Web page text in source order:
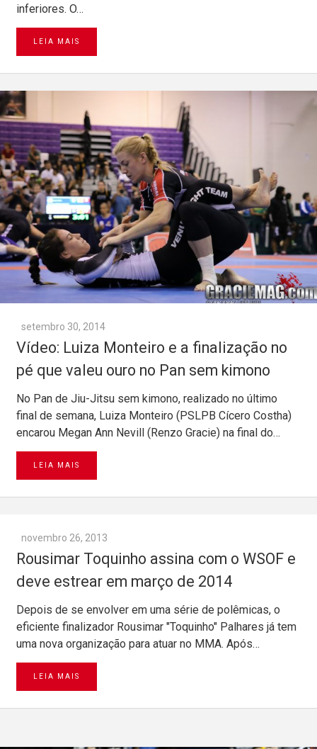
inferiores. O…
LEIA MAIS
setembro 30, 2014
Vídeo: Luiza Monteiro e a finalização no
pé que valeu ouro no Pan sem kimono
No Pan de Jiu-Jitsu sem kimono, realizado no último
final de semana, Luiza Monteiro (PSLPB Cícero Costha)
encarou Megan Ann Nevill (Renzo Gracie) na final do…
LEIA MAIS
novembro 26, 2013
Rousimar Toquinho assina com o WSOF e
deve estrear em março de 2014
Depois de se envolver em uma série de polêmicas, o
eficiente finalizador Rousimar "Toquinho" Palhares já tem
uma nova organização para atuar no MMA. Após…
LEIA MAIS